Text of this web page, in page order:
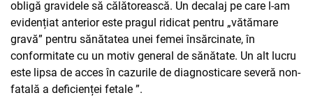
obligă gravidele să călătorească. Un decalaj pe care l-am
evidențiat anterior este pragul ridicat pentru „vătămare
gravă” pentru sănătatea unei femei însărcinate, în
conformitate cu un motiv general de sănătate. Un alt lucru
este lipsa de acces în cazurile de diagnosticare severă non-
fatală a deficienței fetale ”.